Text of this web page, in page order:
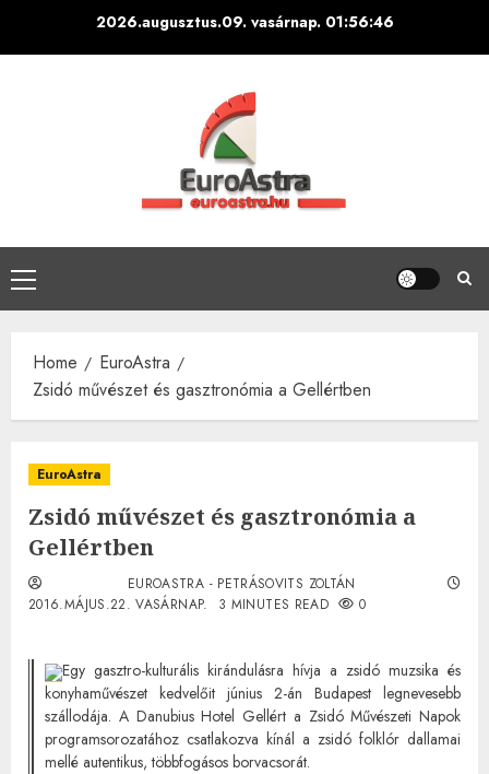
2026.augusztus.09. vasárnap. 01:56:46
Primary
Menu
Home
EuroAstra
Zsidó művészet és gasztronómia a Gellértben
EuroAstra
Zsidó művészet és gasztronómia a
Gellértben
EUROASTRA - PETRÁSOVITS ZOLTÁN
2016.MÁJUS.22. VASÁRNAP.
3 MINUTES READ 0
Egy gasztro-kulturális kirándulásra hívja a zsidó muzsika és
konyhaművészet kedvelőit június 2-án Budapest legnevesebb
szállodája. A Danubius Hotel Gellért a Zsidó Művészeti Napok
programsorozatához csatlakozva kínál a zsidó folklór dallamai
mellé autentikus, többfogásos borvacsorát.